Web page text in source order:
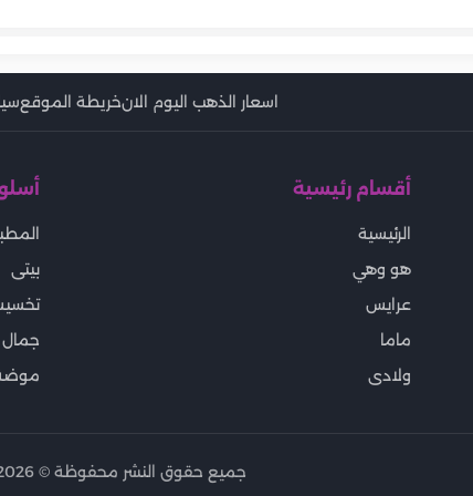
اسعار الذهب اليوم الانخريطة الموقع
أقسام رئيسية
الرئيسية
هو وهي
عرايس
ماما
ولادى
بيتى
جمال
جميع حقوق النشر محفوظة ©